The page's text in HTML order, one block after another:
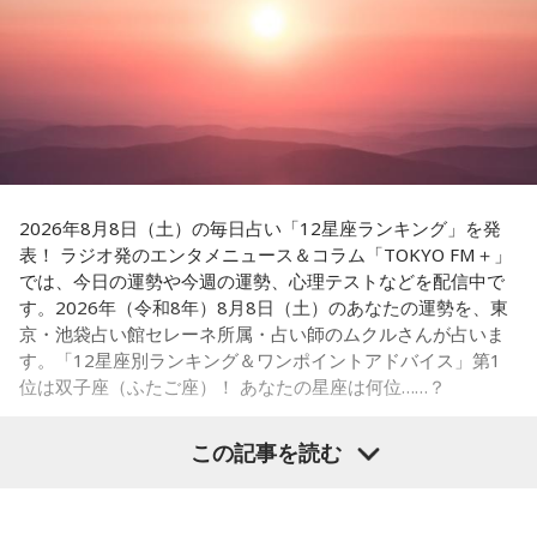
2026年8月8日（土）の毎日占い「12星座ランキング」を発
表！ ラジオ発のエンタメニュース＆コラム「TOKYO FM＋」
では、今日の運勢や今週の運勢、心理テストなどを配信中で
す。2026年（令和8年）8月8日（土）のあなたの運勢を、東
京・池袋占い館セレーネ所属・占い師のムクルさんが占いま
す。「12星座別ランキング＆ワンポイントアドバイス」第1
位は双子座（ふたご座）！ あなたの星座は何位……？
この記事を読む